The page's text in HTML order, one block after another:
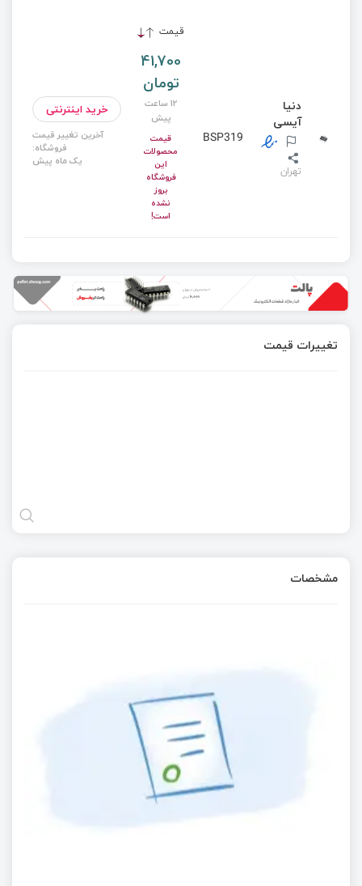
قیمت
دنیا
آیسی
تهران
BSP319
41,700
تومان
12 ساعت
پیش
قیمت
محصولات
این
فروشگاه
بروز
نشده
است!
خرید اینترنتی
آخرین تغییر قیمت
فروشگاه:
یک ماه پیش
تغییرات قیمت
مشخصات